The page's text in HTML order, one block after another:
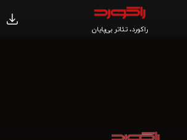
راکورد، تئاتر بی‌پایان